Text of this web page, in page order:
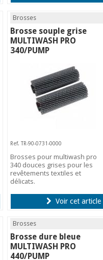
Brosses
Brosse souple grise
MULTIWASH PRO
340/PUMP
Ref. TR-90-0731-0000
Brosses pour multiwash pro
340 douces grises pour les
revêtements textiles et
délicats.
Voir cet article
Brosses
Brosse dure bleue
MULTIWASH PRO
440/PUMP